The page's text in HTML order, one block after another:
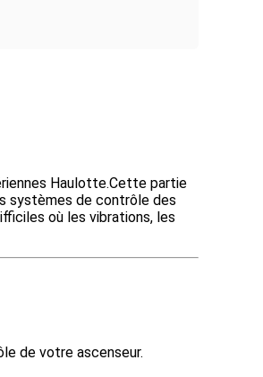
Haulotte.Cette partie
systèmes de contrôle des
où les vibrations, les
de votre ascenseur.